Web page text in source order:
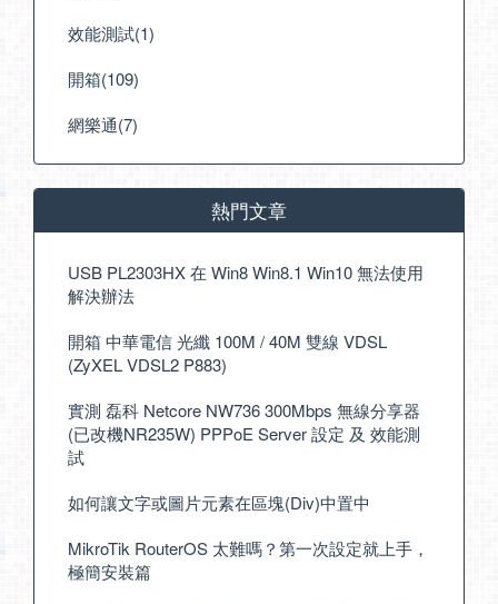
效能測試(1)
開箱(109)
網樂通(7)
熱門文章
USB PL2303HX 在 Win8 Win8.1 Win10 無法使用
解決辦法
開箱 中華電信 光纖 100M / 40M 雙線 VDSL
(ZyXEL VDSL2 P883)
實測 磊科 Netcore NW736 300Mbps 無線分享器
(已改機NR235W) PPPoE Server 設定 及 效能測
試
如何讓文字或圖片元素在區塊(Div)中置中
MikroTik RouterOS 太難嗎？第一次設定就上手，
極簡安裝篇